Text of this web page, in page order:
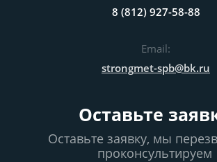
8 (812) 927-58-88
Email:
strongmet-spb@bk.ru
Оставьте
Оставьте заявку, мы
проконсультируем